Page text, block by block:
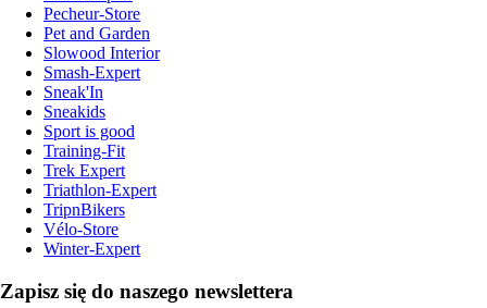
Pecheur-Store
Pet and Garden
Slowood Interior
Smash-Expert
Sneak'In
Sneakids
Sport is good
Training-Fit
Trek Expert
Triathlon-Expert
TripnBikers
Vélo-Store
Winter-Expert
Zapisz się do naszego newslettera